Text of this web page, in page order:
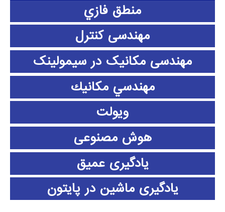
منطق فازي
مهندسی کنترل
مهندسی مکانیک در سیمولینک
مهندسي مكانيك
ویولت
هوش مصنوعی
یادگیری عمیق
یادگیری ماشین در پایتون